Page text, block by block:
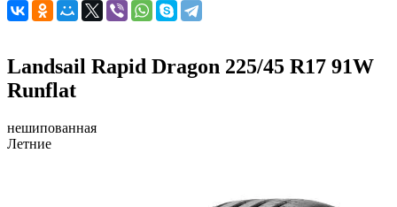
Landsail Rapid Dragon 225/45 R17 91W
Runflat
нешипованная
Летние